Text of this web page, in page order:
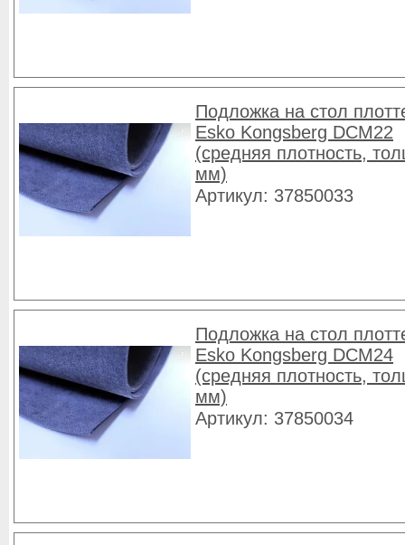
Подложка на стол
Esko Kongsberg DCM22
(средняя плотность,
мм)
Артикул: 37850033
Подложка на стол
Esko Kongsberg DCM24
(средняя плотность,
мм)
Артикул: 37850034